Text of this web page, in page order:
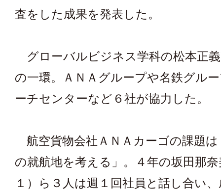
査をした成果を発表した。
グローバルビジネス学科の松本正
の一環。ＡＮＡグループや名鉄グル
ーチセンターなど６社が協力した。
航空貨物会社ＡＮＡカーゴの課題は
の就航地を考える」。４年の坂田那
１）ら３人は週１回社員と話し合い